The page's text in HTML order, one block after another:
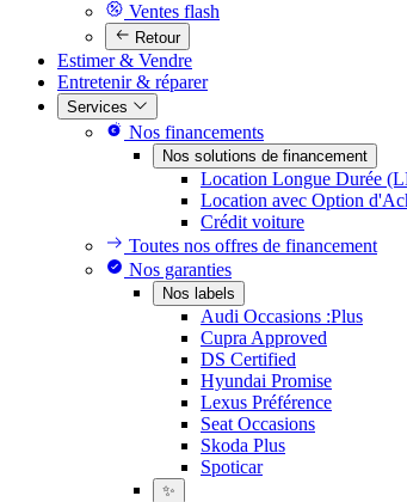
Ventes flash
Retour
Estimer & Vendre
Entretenir & réparer
Services
Nos financements
Nos solutions de financement
Location Longue Durée
Location avec Option
Crédit voiture
Toutes nos offres de financement
Nos garanties
Nos labels
Audi Occasions :Plus
Cupra Approved
DS Certified
Hyundai Promise
Lexus Préférence
Seat Occasions
Skoda Plus
Spoticar
✨